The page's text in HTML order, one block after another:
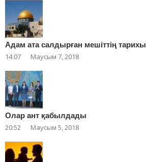
Адам ата салдырған мешіттің тарихы
14:07 Маусым 7, 2018
Олар ант қабылдады
20:52 Маусым 5, 2018